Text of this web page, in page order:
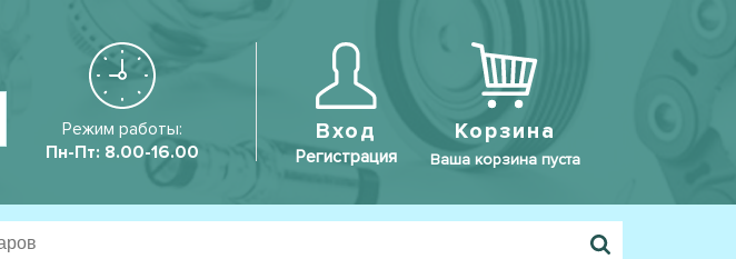
Режим работы:
Пн-Пт: 8.00-16.00
Вход
Регистрация
Корзина
Ваша корзина пуста